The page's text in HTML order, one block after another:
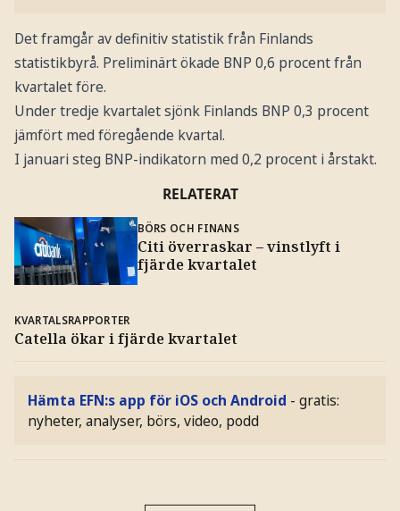
Det framgår av definitiv statistik från Finlands
statistikbyrå. Preliminärt ökade BNP 0,6 procent från
kvartalet före.
Under tredje kvartalet sjönk Finlands BNP 0,3 procent
jämfört med föregående kvartal.
I januari steg BNP-indikatorn med 0,2 procent i årstakt.
RELATERAT
BÖRS OCH FINANS
Citi överraskar – vinstlyft i
fjärde kvartalet
KVARTALSRAPPORTER
Catella ökar i fjärde kvartalet
Hämta EFN:s app för iOS och Android - gratis:
nyheter, analyser, börs, video, podd